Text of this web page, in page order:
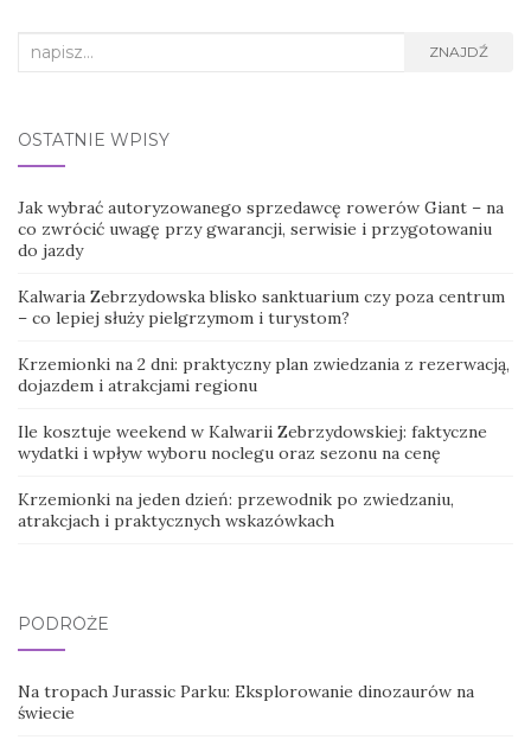
Search
ZNAJDŹ
OSTATNIE WPISY
Jak wybrać autoryzowanego sprzedawcę rowerów Giant – na
co zwrócić uwagę przy gwarancji, serwisie i przygotowaniu
do jazdy
Kalwaria Zebrzydowska blisko sanktuarium czy poza centrum
– co lepiej służy pielgrzymom i turystom?
Krzemionki na 2 dni: praktyczny plan zwiedzania z rezerwacją,
dojazdem i atrakcjami regionu
Ile kosztuje weekend w Kalwarii Zebrzydowskiej: faktyczne
wydatki i wpływ wyboru noclegu oraz sezonu na cenę
Krzemionki na jeden dzień: przewodnik po zwiedzaniu,
atrakcjach i praktycznych wskazówkach
PODRÓŻE
Na tropach Jurassic Parku: Eksplorowanie dinozaurów na
świecie